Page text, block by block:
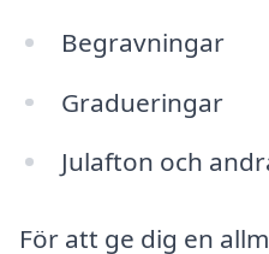
Begravningar
Gradueringar
Julafton och
För att ge dig en